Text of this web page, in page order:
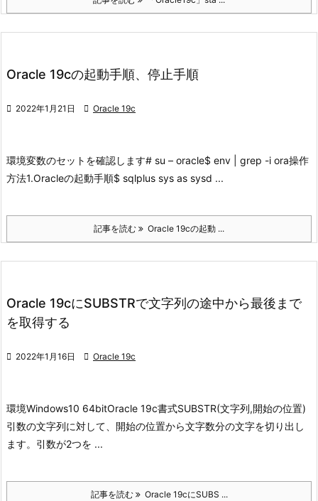
Oracle 19cの起動手順、停止手順
 2022年1月21日  Oracle 19c
環境変数のセットを確認します# su – oracle$ env | grep -i ora操作
方法1.Oracleの起動手順$ sqlplus sys as sysd ...
記事を読む Oracle 19cの起動 ...
Oracle 19cにSUBSTRで文字列の途中から最後まで
を取得する
 2022年1月16日  Oracle 19c
環境Windows10 64bitOracle 19c書式SUBSTR(文字列,開始の位置)
引数の文字列に対して、開始の位置から文字数分の文字を切り出し
ます。 引数が2つを ...
記事を読む Oracle 19cにSUBS ...